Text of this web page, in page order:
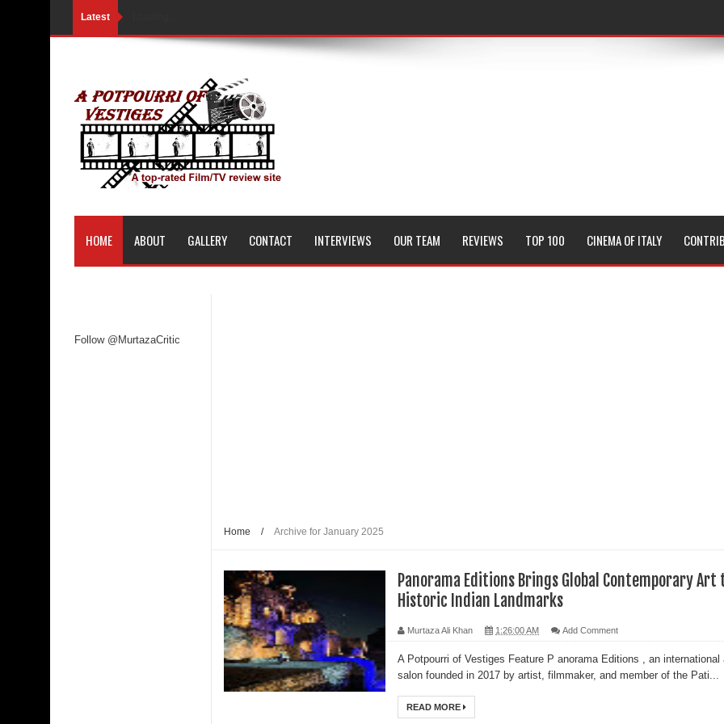
Latest
HOME ABOUT GALLERY CONTACT INTERVIEWS OUR TEAM REVIEWS TOP 100 CINEMA OF ITALY
Follow @MurtazaCritic
Home / Archive for January 2025
Panorama Editions Brings Global Contemporary Art
Historic Indian Landmarks
Murtaza Ali Khan 1:26:00 AM Add Comment
A Potpourri of Vestiges Feature P anorama Editions , an international
salon founded in 2017 by artist, filmmaker, and member of the Pati...
READ MORE